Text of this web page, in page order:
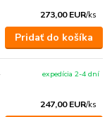
273,00 EUR/ks
Pridať do košíka
247,00 EUR/ks
expedícia 2-4 dní